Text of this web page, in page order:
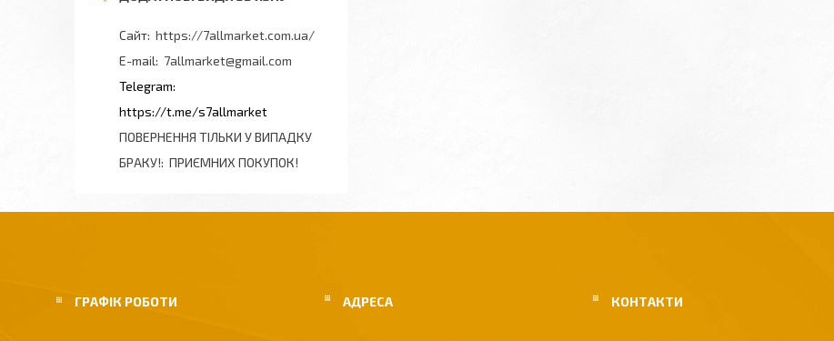
https://7allmarket.com.ua/
7allmarket@gmail.com
https://t.me/s7allmarket
ПОВЕРНЕННЯ ТІЛЬКИ У ВИПАДКУ
БРАКУ! ПРИЄМНИХ ПОКУПОК!
ГРАФІК РОБОТИ